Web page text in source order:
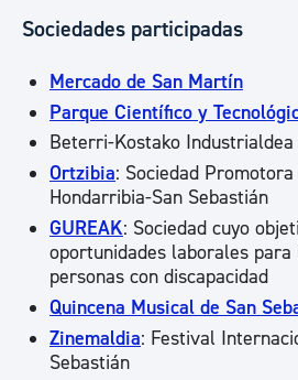
Sociedades participadas
Mercado de San Martín
Parque Científico y
Beterri-Kostako Industrialdea
Ortzibia: Sociedad
Hondarribia-San Sebastián
GUREAK: Sociedad cuyo
oportunidades laborales para
personas con discapacidad
Quincena Musical de San
Zinemaldia: Festival
Sebastián